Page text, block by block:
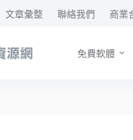
文章彙整 聯絡我們 商業
免費軟體